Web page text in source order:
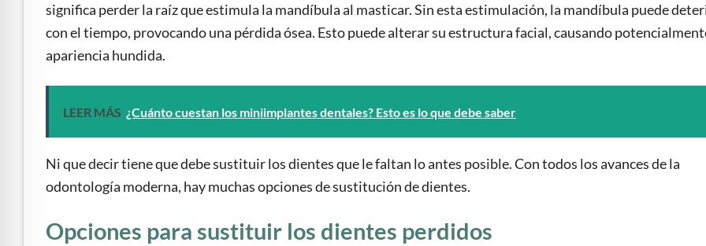
significa perder la raíz que estimula la mandíbula al masticar. Sin esta estimulación, la mandíbula puede
con el tiempo, provocando una pérdida ósea. Esto puede alterar su estructura facial, causando
apariencia hundida.
LEER MÁS ¿Cuánto cuestan los miniimplantes dentales? Esto es lo que debe saber
Ni que decir tiene que debe sustituir los dientes que le faltan lo antes posible. Con todos los avances de la
odontología moderna, hay muchas opciones de sustitución de dientes.
Opciones para sustituir los dientes perdidos